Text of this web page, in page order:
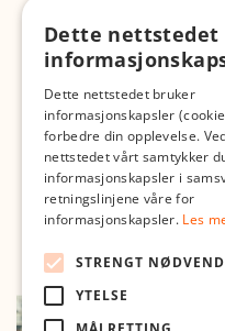
Med forbehold om skrive- og lagerfeil
Dette nettstedet
Dette nettstedet bruker
informasjonskapsler
forbedre din opplevelse.
nettstedet vårt samtykker
informasjonskapsler i
retningslinjene våre for
informasjonskapsler. Les
STRENGT
YTELSE